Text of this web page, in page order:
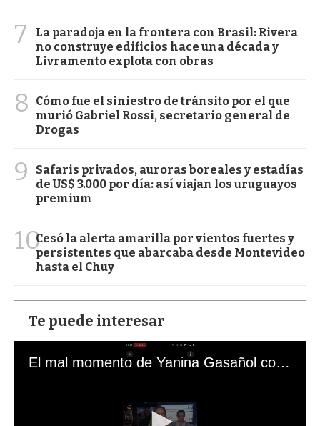
7
La paradoja en la frontera con Brasil: Rivera
no construye edificios hace una década y
Livramento explota con obras
8
Cómo fue el siniestro de tránsito por el que
murió Gabriel Rossi, secretario general de
Drogas
9
Safaris privados, auroras boreales y estadías
de US$ 3.000 por día: así viajan los uruguayos
premium
10Cesó la alerta amarilla por vientos fuertes y
persistentes que abarcaba desde Montevideo
hasta el Chuy
Te puede interesar
El mal momento de Yanina Gasañol con un hincha argentino en "Subrayado"